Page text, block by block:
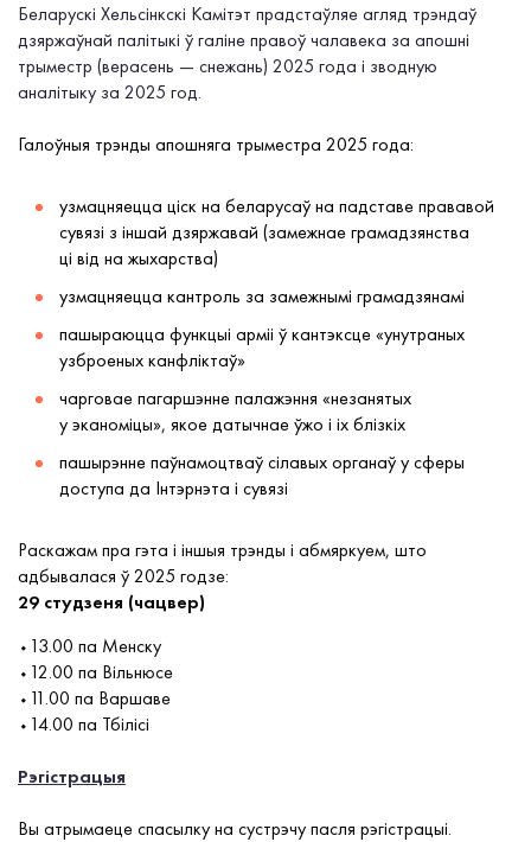
Беларускі Хельсінкскі Камітэт прадстаўляе агляд трэндаў
дзяржаўнай палітыкі ў галіне правоў чалавека за апошні
трыместр (верасень — снежань) 2025 года і зводную
аналітыку за 2025 год.
Галоўныя трэнды апошняга трыместра 2025 года:
узмацняецца ціск на беларусаў на падставе прававой
сувязі з іншай дзяржавай (замежнае грамадзянства
ці від на жыхарства)
узмацняецца кантроль за замежнымі грамадзянамі
пашыраюцца функцыі арміі ў кантэксце «унутраных
узброеных канфліктаў»
чарговае пагаршэнне палажэння «незанятых
у эканоміцы», якое датычнае ўжо і іх блізкіх
пашырэнне паўнамоцтваў сілавых органаў у сферы
доступа да Інтэрнэта і сувязі
Раскажам пра гэта і іншыя трэнды і абмяркуем, што
адбывалася ў 2025 годзе:
29 студзеня (чацвер)
⬩13.00 па Менску
⬩12.00 па Вільнюсе
⬩11.00 па Варшаве
⬩14.00 па Тбілісі
Рэгістрацыя
Вы атрымаеце спасылку на сустрэчу пасля рэгістрацыі.